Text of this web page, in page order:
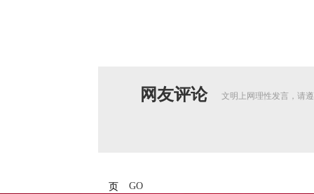
网友评论 文明上网理性发言，请
页 GO